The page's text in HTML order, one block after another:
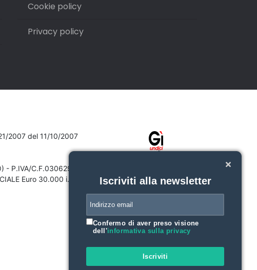
Cookie policy
Privacy policy
2007 del 11/10/2007
- P.IVA/C.F.03062910132
Euro 30.000 i.v.
Iscriviti alla newsletter
Confermo di aver preso visione
dell'informativa sulla privacy
Iscriviti